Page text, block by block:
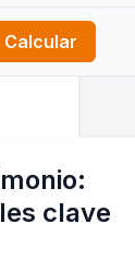
Calcular
clave